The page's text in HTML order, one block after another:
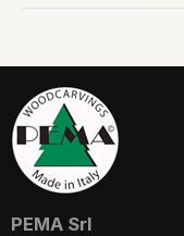
PEMA Srl